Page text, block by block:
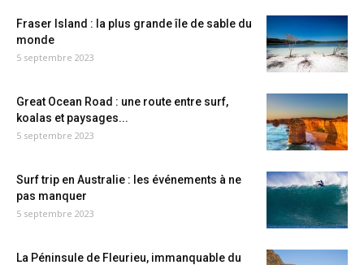
Fraser Island : la plus grande île de sable du
monde
5 septembre 2023
Great Ocean Road : une route entre surf,
koalas et paysages...
5 septembre 2023
Surf trip en Australie : les événements à ne
pas manquer
5 septembre 2023
La Péninsule de Fleurieu, immanquable du